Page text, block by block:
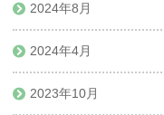
2024年8月
2024年4月
2023年10月